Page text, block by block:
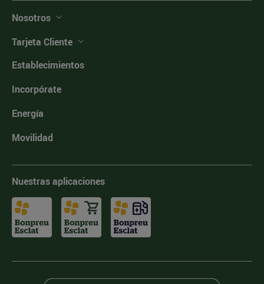
Nosotros
Tarjeta Cliente
Establecimientos
Incorpórate
Energía
Movilidad
Nuestras aplicaciones